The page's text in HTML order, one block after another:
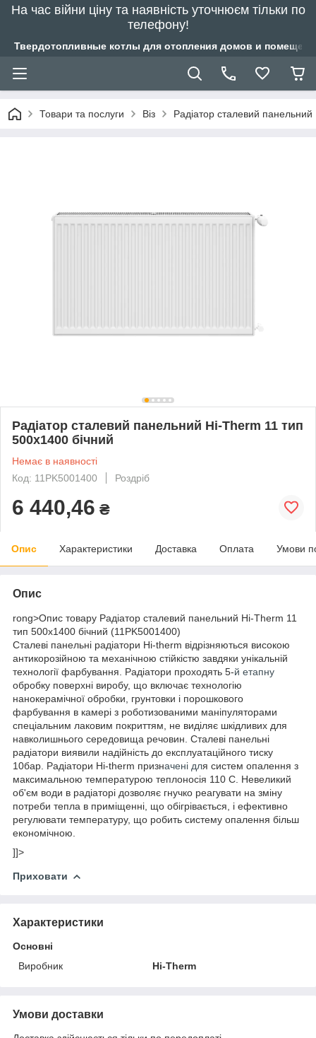
На час війни ціну та наявність уточнюєм тільки по
телефону!
Твердотопливные котлы для отопления домов и
Товари та послуги Віз Радіатор сталевий
Радіатор сталевий панельний Hi-Therm 11 тип
500x1400 бічний
Немає в наявності
Код: 11PK5001400
Роздріб
6 440,46 ₴
Опис Характеристики Доставка Оплата Умови
Опис
rong>Опис товару Радіатор сталевий панельний Hi-Therm 11
тип 500х1400 бічний (11PK5001400)
Сталеві панельні радіатори Hi-therm відрізняються високою
антикорозійною та механічною стійкістю завдяки унікальній
технології фарбування. Радіатори проходять 5-й етапну
обробку поверхні виробу, що включає технологію
нанокерамічної обробки, грунтовки і порошкового
фарбування в камері з роботизованими маніпуляторами
спеціальним лаковим покриттям, не виділяє шкідливих для
навколишнього середовища речовин. Сталеві панельні
радіатори виявили надійність до експлуатаційного тиску
10бар. Радіатори Hi-therm призначені для систем опалення з
максимальною температурою теплоносія 110 С. Невеликий
об'єм води в радіаторі дозволяє гнучко реагувати на зміну
потреби тепла в приміщенні, що обігрівається, і ефективно
регулювати температуру, що робить систему опалення більш
економічною.
]]>
Приховати
Характеристики
Основні
Виробник
Hi-Therm
Умови доставки